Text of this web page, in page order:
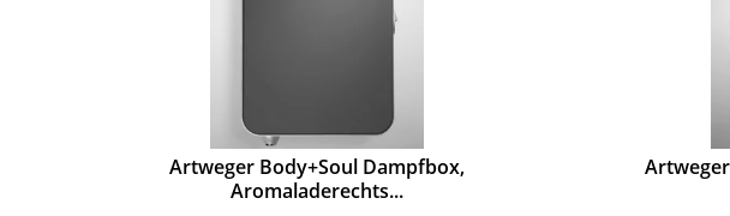
Artweger Body+Soul Dampfbox,
Aromaladerechts...